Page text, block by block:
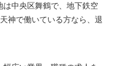
は中央区舞鶴で、地下鉄空
神で働いている方なら、退